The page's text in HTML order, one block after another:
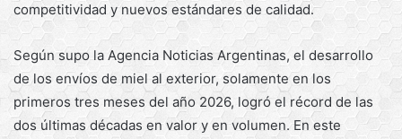
competitividad y nuevos estándares de calidad.
Según supo la Agencia Noticias Argentinas, el desarrollo
de los envíos de miel al exterior, solamente en los
primeros tres meses del año 2026, logró el récord de las
dos últimas décadas en valor y en volumen. En este